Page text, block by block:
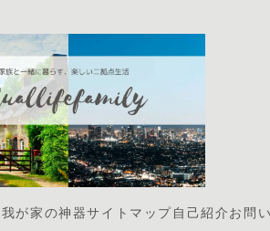
我が家の神器サイトマップ自己紹介お問